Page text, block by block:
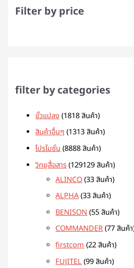
Filter by price
filter by categories
ขั้วแปลง 1818 สินค้า
สินค้าอื่นๆ 1313 สินค้า
โปรโมชั่น 8888 สินค้า
วิทยุสื่อสาร 129129 สินค้า
ALINCO 33 สินค้า
ALPHA 33 สินค้า
BENISON 55 สินค้า
COMMANDER 77 สินค้า
firstcom 22 สินค้า
FUJITEL 99 สินค้า